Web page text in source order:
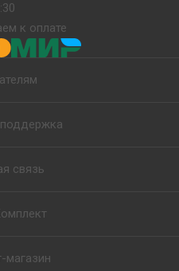
к оплате
связь
магазин